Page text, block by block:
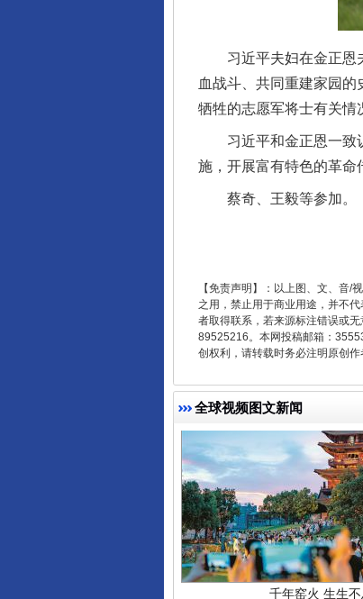
习近平夫妇在金正恩夫
血战斗、共同重建家园
牺牲的志愿军将士有关情
习近平和金正恩一致认
施，开展富有特色的革命
蔡奇、王毅等参加。
【免责声明】：以上图、文、音/
之用，禁止用于商业用途，并不
者取得联系，若来源标注错误或
89525216。本网投稿邮箱：
创权利，请转载时务必注明原创作
全球视频图文新闻
千年窑火 生生